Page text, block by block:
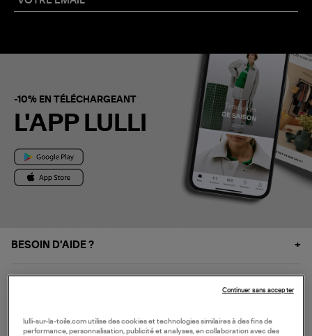
-10% EN TÉLÉCHARGEANT
L'APP LULLI
BESOIN D'AIDE ?
NOS SERVICES
lulli-sur-la-toile.com utilise des cookies et technologies similaires à des fins de
performance, personnalisation, publicité et analyses, en collaboration avec des
Continuer sans accepter